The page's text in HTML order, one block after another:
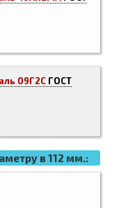
09Г2С ГОСТ
в 112 мм.: